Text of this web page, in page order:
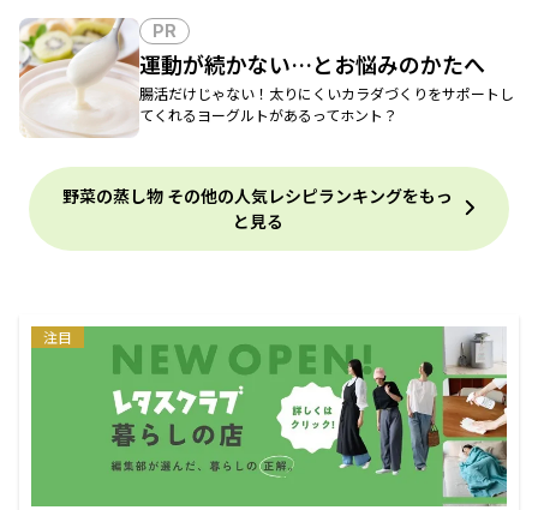
PR
運動が続かない…とお悩みのかたへ
腸活だけじゃない！太りにくいカラダづくりをサポートし
てくれるヨーグルトがあるってホント？
野菜の蒸し物 その他の人気レシピランキングをもっ
と見る
注目